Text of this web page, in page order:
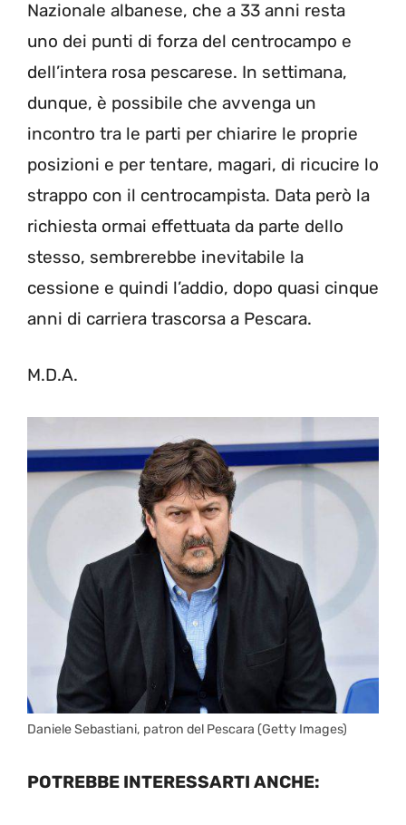
Nazionale albanese, che a 33 anni resta
uno dei punti di forza del centrocampo e
dell’intera rosa pescarese. In settimana,
dunque, è possibile che avvenga un
incontro tra le parti per chiarire le proprie
posizioni e per tentare, magari, di ricucire lo
strappo con il centrocampista. Data però la
richiesta ormai effettuata da parte dello
stesso, sembrerebbe inevitabile la
cessione e quindi l’addio, dopo quasi cinque
anni di carriera trascorsa a Pescara.
M.D.A.
Daniele Sebastiani, patron del Pescara (Getty Images)
POTREBBE INTERESSARTI ANCHE: